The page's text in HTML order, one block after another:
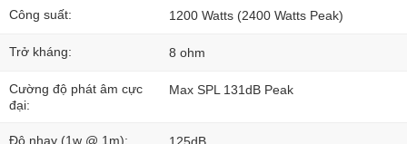
Công suất: 1200 Watts (2400 Watts Peak)
Trở kháng: 8 ohm
Cường độ phát âm cực
đại:
Max SPL 131dB Peak
Độ nhạy (1w @ 1m):